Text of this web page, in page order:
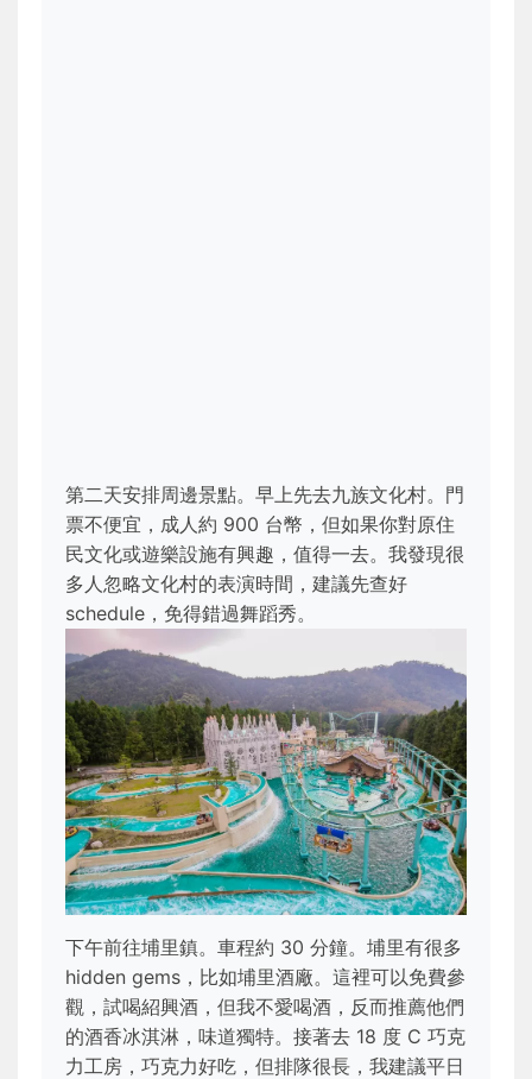
第二天安排周邊景點。早上先去九族文化村。門
票不便宜，成人約 900 台幣，但如果你對原住
民文化或遊樂設施有興趣，值得一去。我發現很
多人忽略文化村的表演時間，建議先查好
schedule，免得錯過舞蹈秀。
下午前往埔里鎮。車程約 30 分鐘。埔里有很多
hidden gems，比如埔里酒廠。這裡可以免費參
觀，試喝紹興酒，但我不愛喝酒，反而推薦他們
的酒香冰淇淋，味道獨特。接著去 18 度 C 巧克
力工房，巧克力好吃，但排隊很長，我建議平日